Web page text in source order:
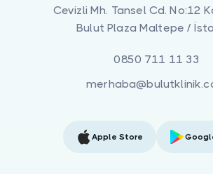
Cevizli Mh. Tansel Cd. No:12
Bulut Plaza Maltepe /
0850 711 11 33
Apple Store